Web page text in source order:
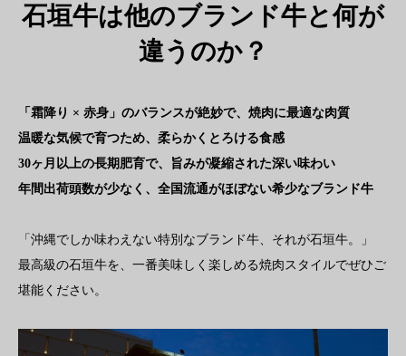
石垣牛は他のブランド牛と何が
違うのか？
「霜降り × 赤身」のバランスが絶妙で、焼肉に最適な肉質
温暖な気候で育つため、柔らかくとろける食感
30ヶ月以上の長期肥育で、旨みが凝縮された深い味わい
年間出荷頭数が少なく、全国流通がほぼない希少なブランド牛
「沖縄でしか味わえない特別なブランド牛、それが石垣牛。」
最高級の石垣牛を、一番美味しく楽しめる焼肉スタイルでぜひご
堪能ください。